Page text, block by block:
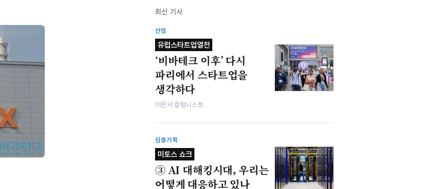
최신 기사
산업
유럽스타트업열전
‘비바테크 이후’ 다시
파리에서 스타트업을
생각하다
이은서 칼럼니스트
심층기획
미토스 쇼크
③ AI 대해킹시대, 우리는
어떻게 대응하고 있나